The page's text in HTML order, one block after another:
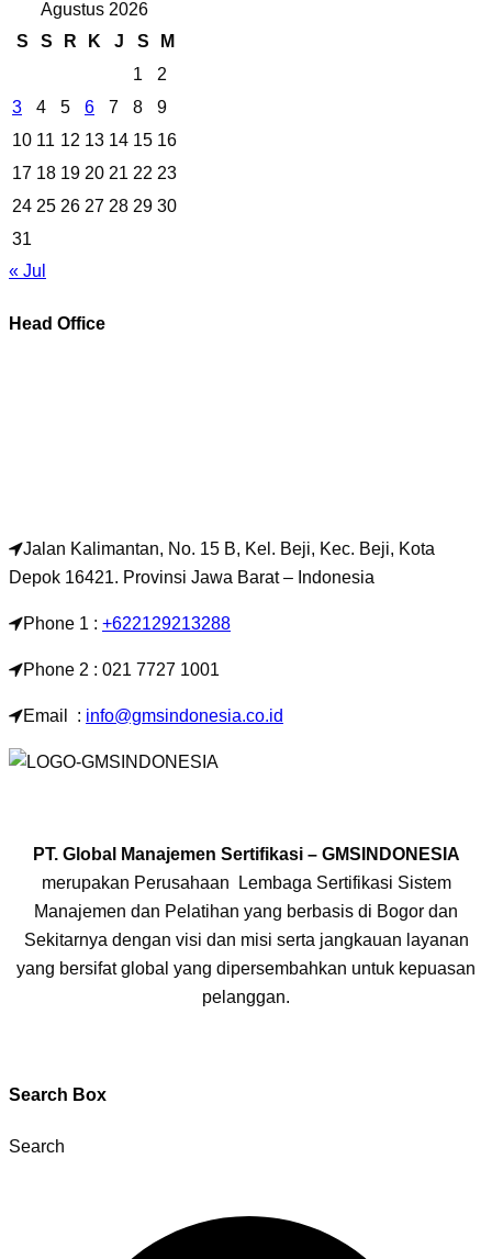
Agustus 2026
S
S R K J S
M
1
2
3
4 5 6 7 8
9
10 11 12 13 14 15 16
17 18 19 20 21 22 23
24 25 26 27 28 29 30
31
« Jul
Head Office
Jalan Kalimantan, No. 15 B, Kel. Beji, Kec. Beji, Kota
Depok 16421. Provinsi Jawa Barat – Indonesia
Phone 1 : +622129213288
Phone 2 : 021 7727 1001
Email : info@gmsindonesia.co.id
PT. Global Manajemen Sertifikasi – GMSINDONESIA
merupakan Perusahaan Lembaga Sertifikasi Sistem
Manajemen dan Pelatihan yang berbasis di Bogor dan
Sekitarnya dengan visi dan misi serta jangkauan layanan
yang bersifat global yang dipersembahkan untuk kepuasan
pelanggan.
Search Box
Search